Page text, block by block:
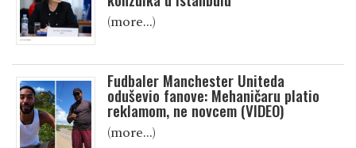
(more…)
Fudbaler Manchester Uniteda
oduševio fanove: Mehaničaru platio
reklamom, ne novcem (VIDEO)
(more…)